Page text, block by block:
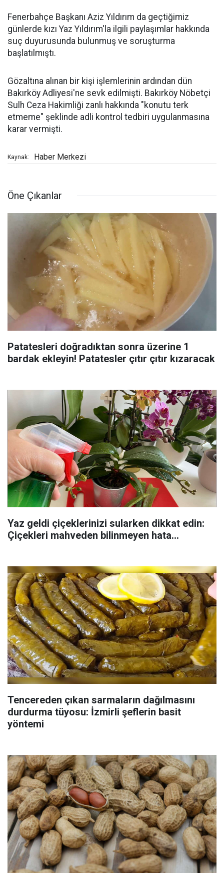
Fenerbahçe Başkanı Aziz Yıldırım da geçtiğimiz
günlerde kızı Yaz Yıldırım'la ilgili paylaşımlar hakkında
suç duyurusunda bulunmuş ve soruşturma
başlatılmıştı.
Gözaltına alınan bir kişi işlemlerinin ardından dün
Bakırköy Adliyesi'ne sevk edilmişti. Bakırköy Nöbetçi
Sulh Ceza Hakimliği zanlı hakkında "konutu terk
etmeme" şeklinde adli kontrol tedbiri uygulanmasına
karar vermişti.
Kaynak: Haber Merkezi
Öne Çıkanlar
Patatesleri doğradıktan sonra üzerine 1
bardak ekleyin! Patatesler çıtır çıtır kızaracak
Yaz geldi çiçeklerinizi sularken dikkat edin:
Çiçekleri mahveden bilinmeyen hata...
Tencereden çıkan sarmaların dağılmasını
durdurma tüyosu: İzmirli şeflerin basit
yöntemi